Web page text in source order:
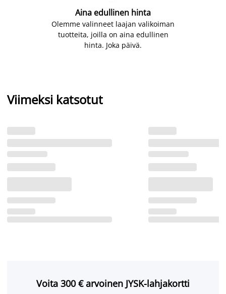
Aina edullinen hinta
Olemme valinneet laajan valikoiman
tuotteita, joilla on aina edullinen
hinta. Joka päivä.
Viimeksi katsotut
Voita 300 € arvoinen JYSK-lahjakortti